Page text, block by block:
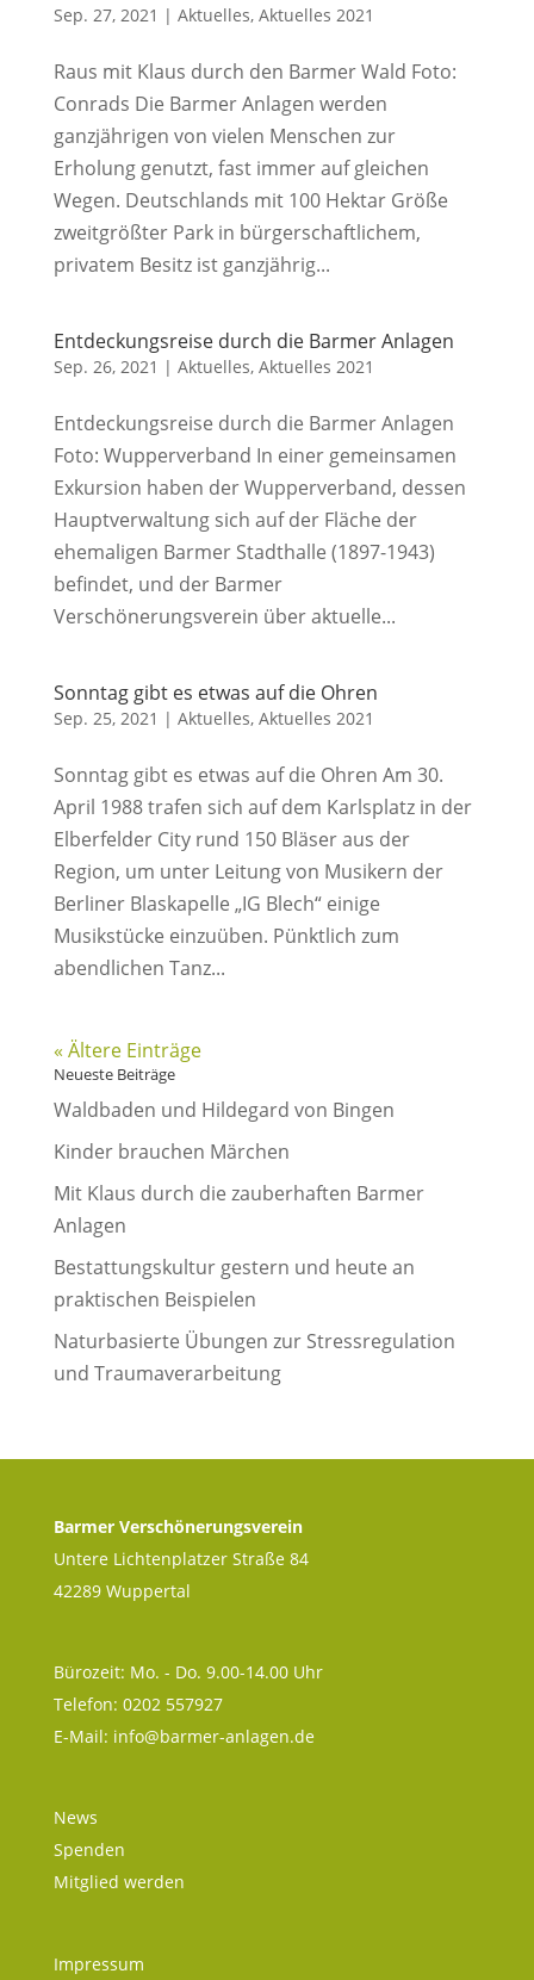
Sep. 27, 2021 | Aktuelles, Aktuelles 2021
Raus mit Klaus durch den Barmer Wald Foto:
Conrads Die Barmer Anlagen werden
ganzjährigen von vielen Menschen zur
Erholung genutzt, fast immer auf gleichen
Wegen. Deutschlands mit 100 Hektar Größe
zweitgrößter Park in bürgerschaftlichem,
privatem Besitz ist ganzjährig...
Entdeckungsreise durch die Barmer Anlagen
Sep. 26, 2021 | Aktuelles, Aktuelles 2021
Entdeckungsreise durch die Barmer Anlagen
Foto: Wupperverband In einer gemeinsamen
Exkursion haben der Wupperverband, dessen
Hauptverwaltung sich auf der Fläche der
ehemaligen Barmer Stadthalle (1897-1943)
befindet, und der Barmer
Verschönerungsverein über aktuelle...
Sonntag gibt es etwas auf die Ohren
Sep. 25, 2021 | Aktuelles, Aktuelles 2021
Sonntag gibt es etwas auf die Ohren Am 30.
April 1988 trafen sich auf dem Karlsplatz in der
Elberfelder City rund 150 Bläser aus der
Region, um unter Leitung von Musikern der
Berliner Blaskapelle „IG Blech“ einige
Musikstücke einzuüben. Pünktlich zum
abendlichen Tanz...
« Ältere Einträge
Neueste Beiträge
Waldbaden und Hildegard von Bingen
Kinder brauchen Märchen
Mit Klaus durch die zauberhaften Barmer
Anlagen
Bestattungskultur gestern und heute an
praktischen Beispielen
Naturbasierte Übungen zur Stressregulation
und Traumaverarbeitung
Barmer Verschönerungsverein
Untere Lichtenplatzer Straße 84
42289 Wuppertal
Bürozeit: Mo. - Do. 9.00-14.00 Uhr
Telefon: 0202 557927
E-Mail: info@barmer-anlagen.de
News
Spenden
Mitglied werden
Impressum